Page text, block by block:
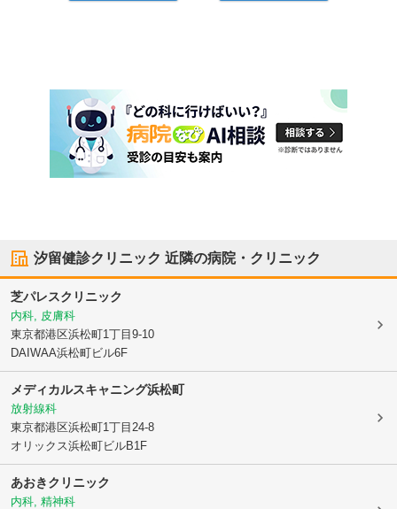
汐留健診クリニック 近隣の病院・クリニック
芝パレスクリニック
内科, 皮膚科
東京都港区浜松町1丁目9-10
DAIWAA浜松町ビル6F
メディカルスキャニング浜松町
放射線科
東京都港区浜松町1丁目24-8
オリックス浜松町ビルB1F
あおきクリニック
内科, 精神科